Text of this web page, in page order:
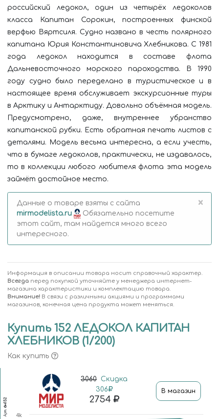
российский ледокол, один из четырёх ледоколов
класса Капитан Сорокин, построенных финской
верфью Вяртсиля. Cудно названо в честь полярного
капитана Юрия Константиновича Хлебникова. С 1981
года ледокол находится в составе флота
Дальневосточного морского пароходства. В 1990
году судно было переделано в туристическое и в
настоящее время обслуживает экскурсионные туры
в Арктику и Антарктиду. Довольно объёмная модель.
Предусмотрено, даже, внутреннее убранство
капитанской рубки. Есть обратная печать листов с
деталями. Модель весьма интересна, а если учесть,
что в бумаге ледоколов, практически, не издавалось,
то в коллекции любого любителя флота эта модель
займёт достойное место.
Данные о товаре взяты с сайта
mirmodelista.ru
Обязательно посетите
этот сайт, там найдется много всего
интересного.
×
Информация в описании товара носит справочный характер.
Всегда перед покупкой уточняйте у менеджера интернет-
магазина характеристики и комплектацию товара.
Внимание! В связи с различными акциями и программами
магазинов, конечная цена продукта может меняться.
Купить 152 ЛЕДОКОЛ КАПИТАН
ХЛЕБНИКОВ (1/200)
Как купить
Арт.
бм152
3060 Скидка
306
2754
В магазин
4k